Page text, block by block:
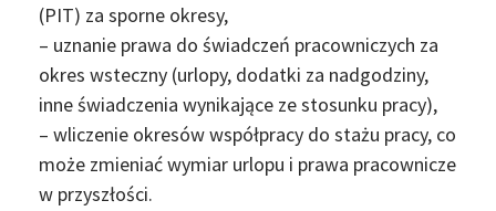
(PIT) za sporne okresy,
– uznanie prawa do świadczeń pracowniczych za
okres wsteczny (urlopy, dodatki za nadgodziny,
inne świadczenia wynikające ze stosunku pracy),
– wliczenie okresów współpracy do stażu pracy, co
może zmieniać wymiar urlopu i prawa pracownicze
w przyszłości.